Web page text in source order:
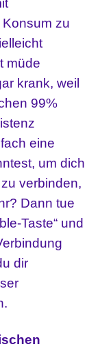
zu
müde
krank, weil
99%
eine
um dich
verbinden,
Dann tue
Taste“ und
dir